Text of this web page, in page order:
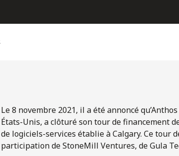
Le 8 novembre 2021, il a été annoncé
États-Unis, a clôturé son tour de financement
de logiciels-services établie à Calgary. Ce tour
participation de StoneMill Ventures, de Gula